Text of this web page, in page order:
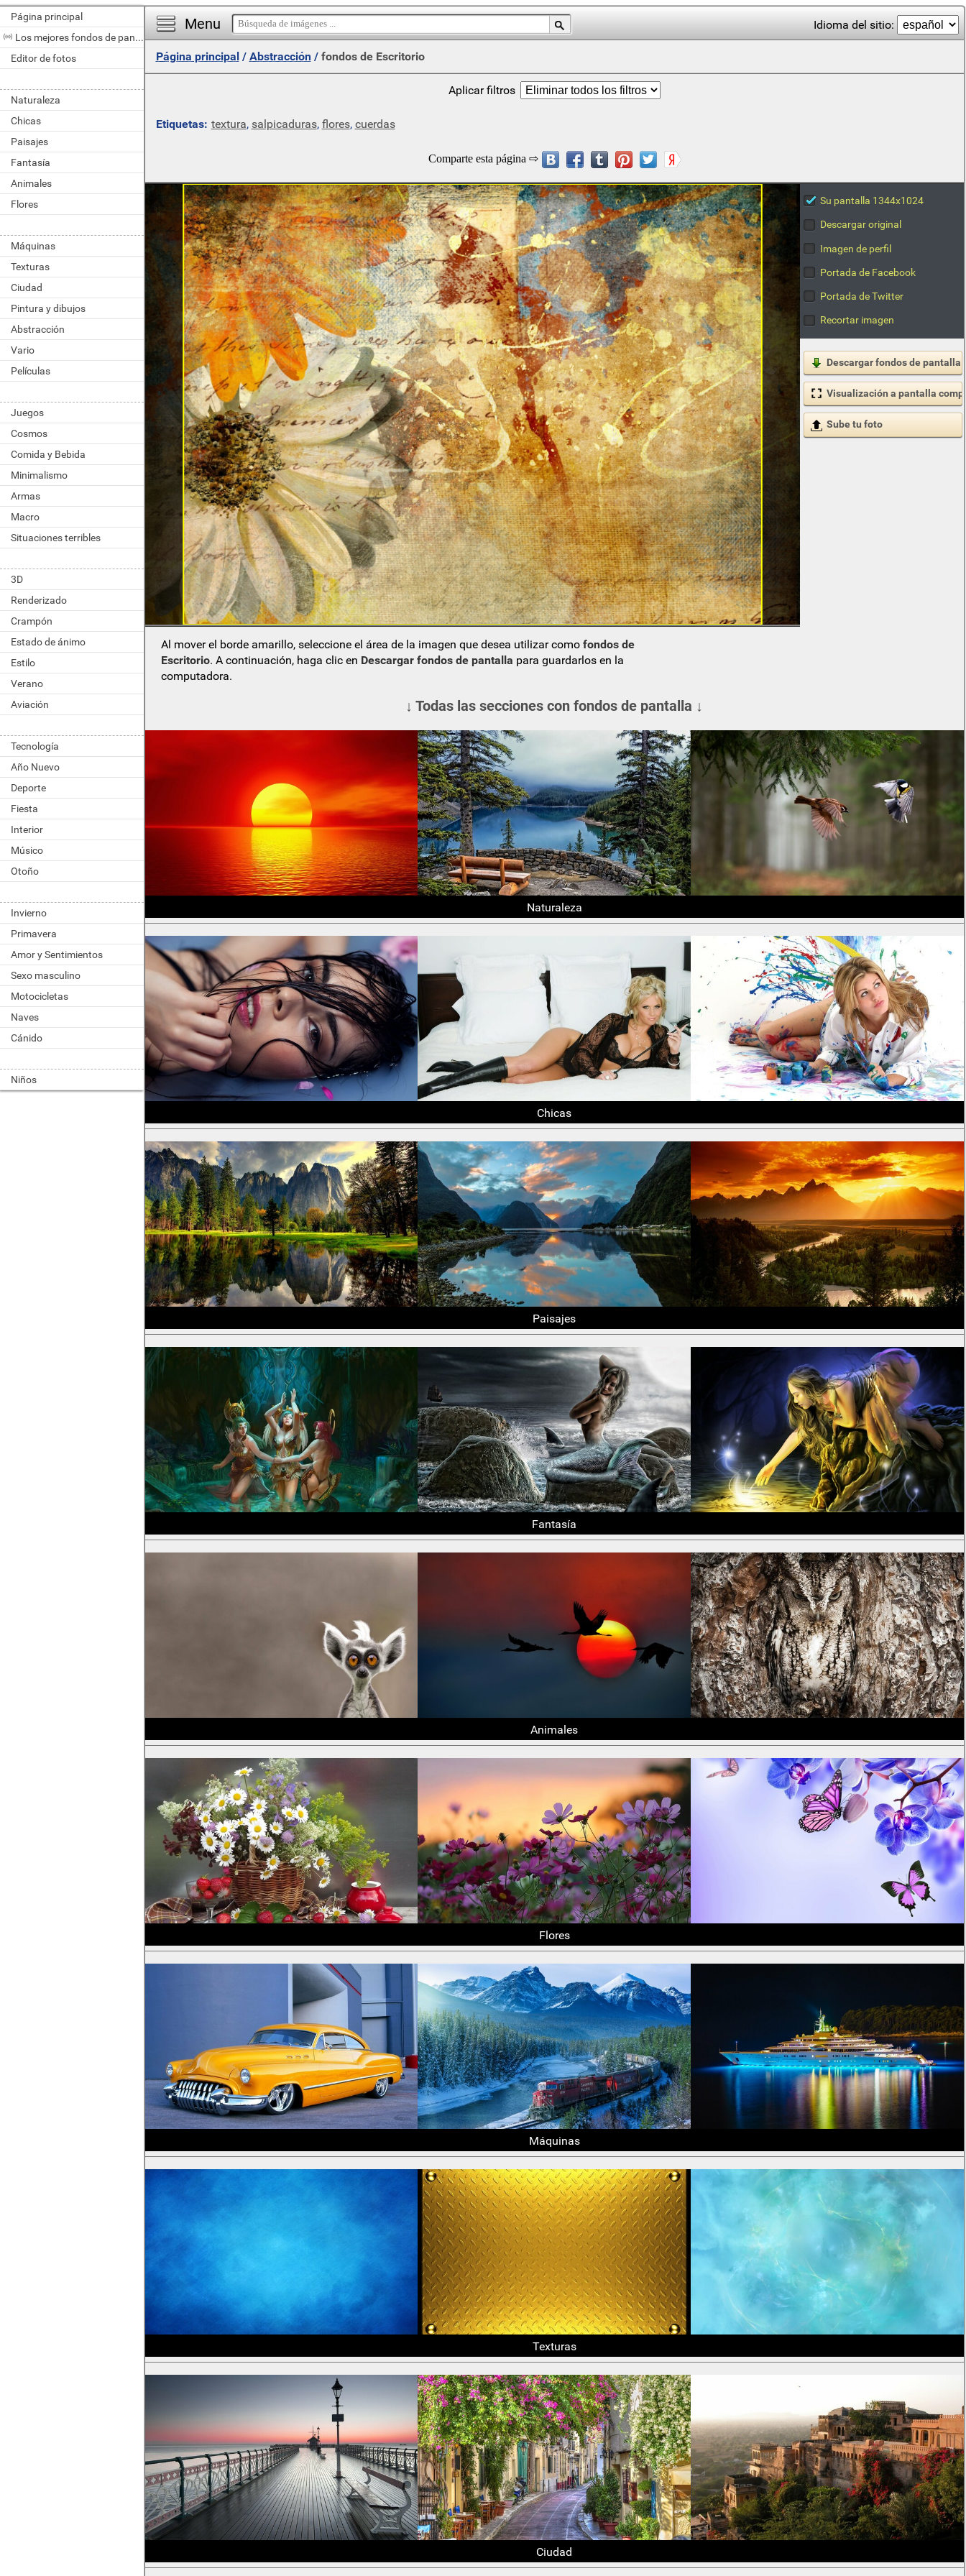
Página principal
Los mejores fondos de pantalla del día
Editor de fotos
Naturaleza
Chicas
Paisajes
Fantasía
Animales
Flores
Máquinas
Texturas
Ciudad
Pintura y dibujos
Abstracción
Vario
Películas
Juegos
Cosmos
Comida y Bebida
Minimalismo
Armas
Macro
Situaciones terribles
3D
Renderizado
Crampón
Estado de ánimo
Estilo
Verano
Aviación
Tecnología
Año Nuevo
Deporte
Fiesta
Interior
Músico
Otoño
Invierno
Primavera
Amor y Sentimientos
Sexo masculino
Motocicletas
Naves
Cánido
Niños
Menu Idioma del sitio:
Página principal/ Abstracción/ fondos de Escritorio
Aplicar filtros
Etiquetas: textura, salpicaduras, flores, cuerdas
Su pantalla 1344x1024
Descargar original
Imagen de perfil
Portada de Facebook
Portada de Twitter
Recortar imagen
Descargar fondos de pantalla
Visualización a pantalla
Sube tu foto
Al mover el borde amarillo, seleccione el área de la imagen que desea utilizar comofondos de
Escritorio. A continuación, haga clic en Descargar fondos de pantalla para guardarlos en la
computadora.
↓ Todas las secciones con fondos de pantalla ↓
Naturaleza
Chicas
Paisajes
Fantasía
Animales
Flores
Máquinas
Texturas
Ciudad